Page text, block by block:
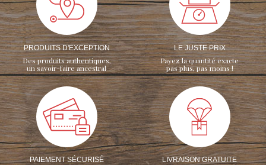
PRODUITS D'EXCEPTION
Des produits authentiques,
un savoir-faire ancestral
LE JUSTE PRIX
Payez la quantité exacte
pas plus, pas moins !
PAIEMENT SÉCURISÉ LIVRAISON GRATUITE